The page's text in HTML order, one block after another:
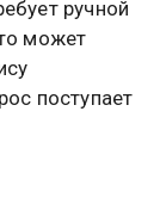
ручной
может
поступает